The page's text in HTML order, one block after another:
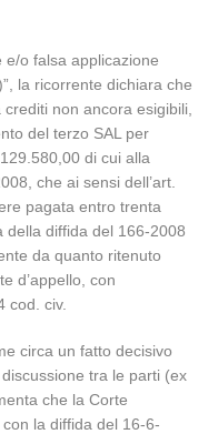
e/o falsa applicazione
la ricorrente dichiara che
non ancora esigibili,
del terzo SAL per
di cui alla
che ai sensi dell’art.
pagata entro trenta
della diffida del 166-2008
da quanto ritenuto
d’appello, con
cod. civ.
circa un fatto decisivo
tra le parti (ex
che la Corte
la diffida del 16-6-